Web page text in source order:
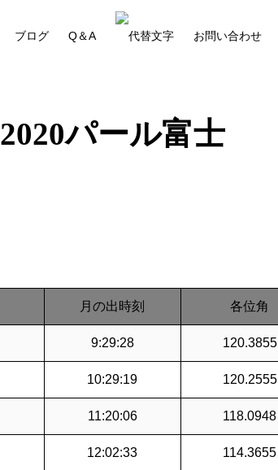
ブログ Q＆A お問い合わせ
2020パール富士
月の出時刻 各位角
9:29:28 120.3855
10:29:19 120.2555
11:20:06 118.0948
12:02:33 114.3655